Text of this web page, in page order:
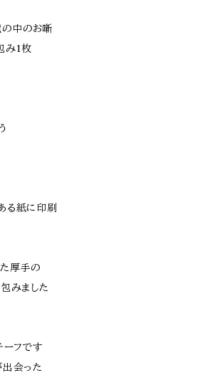
中のお噺
み1枚
る紙に印刷
厚手の
みました
ーフです
会った